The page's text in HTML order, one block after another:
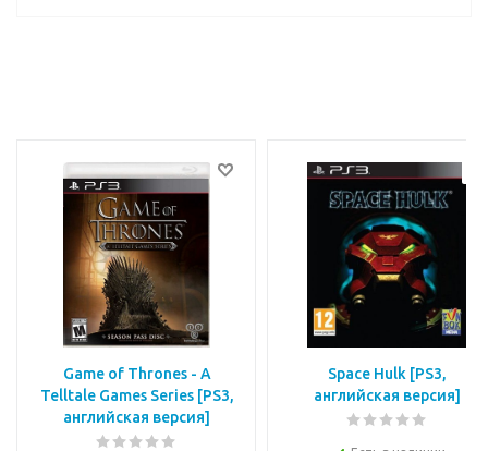
Game of Thrones - A
Telltale Games Series [РS3,
английская версия]
Space Hulk [PS3,
английская версия]